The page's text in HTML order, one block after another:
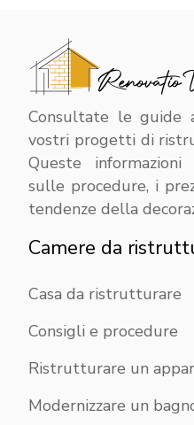
Consultate le guide
vostri progetti di
Queste informazioni
sulle procedure, i
tendenze della
Camere da
Casa da ristrutturare
Consigli e procedure
Ristrutturare un
Modernizzare un